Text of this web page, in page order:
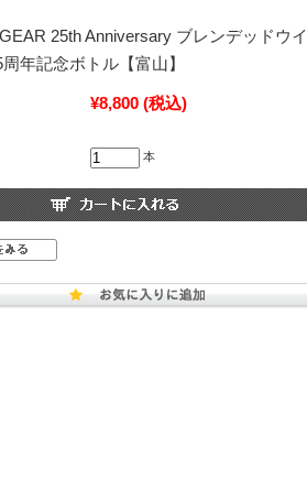
25th Anniversary ブレンデッドウイ
年記念ボトル【富山】
¥8,800 (税込)
本